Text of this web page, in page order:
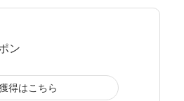
ン
得はこちら